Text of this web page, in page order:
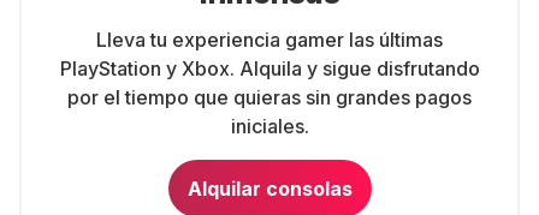
Lleva tu experiencia gamer las últimas
PlayStation y Xbox. Alquila y sigue disfrutando
por el tiempo que quieras sin grandes pagos
iniciales.
Alquilar consolas